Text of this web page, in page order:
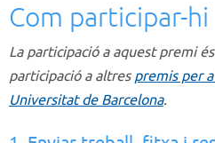
Com participar-hi
La participació a aquest premi
participació a altres premis per
Universitat de Barcelona.